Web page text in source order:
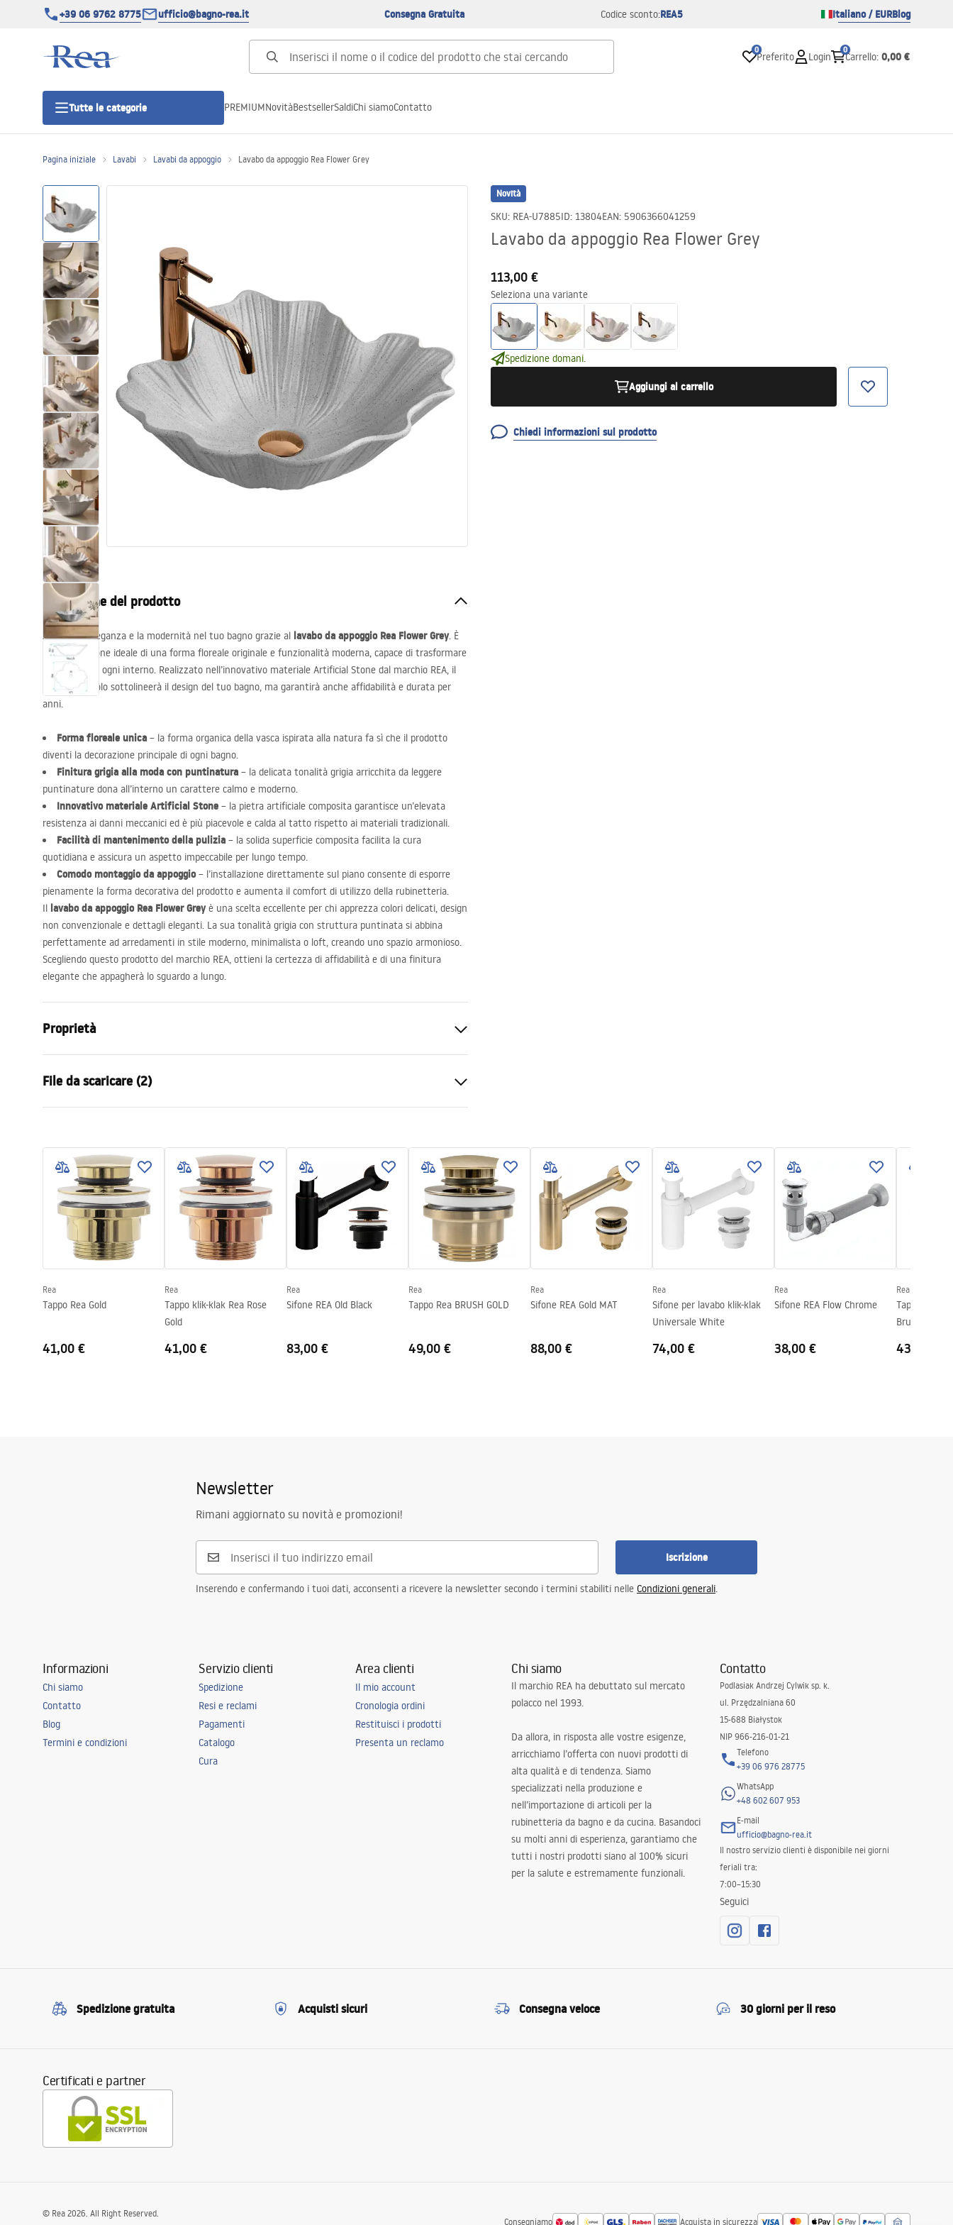
+39 06 9762 8775 ufficio@bagno-rea.it Consegna Gratuita Codice sconto:REA5 Italiano / EURBlog
0
Preferito Login
0
Carrello: 0,00 €
Tutte le categorie
Porte doccia
Piatti doccia da bagno
Canaline di scarico
Set di vaso WC e bidet
Lavabi
Vasche da bagno e schermi vasca
Rubinetti da bagno
Set doccia
Cucina
Accessori e mobili da bagno
PREMIUMNovitàBestsellerSaldiChi siamoContatto
Pagina iniziale Lavabi Lavabi da appoggio Lavabo da appoggio Rea Flower Grey
Novità
SKU: REA-U7885ID: 13804EAN: 5906366041259
Lavabo da appoggio Rea Flower Grey
113,00 €
Seleziona una variante
Spedizione domani.
Aggiungi al carrello
Chiedi informazioni sul prodotto
Descrizione del prodotto
Apprezza l’eleganza e la modernità nel tuo bagno grazie al lavabo da appoggio Rea Flower Grey. È
la combinazione ideale di una forma floreale originale e funzionalità moderna, capace di trasformare
il carattere di ogni interno. Realizzato nell’innovativo materiale Artificial Stone dal marchio REA, il
lavabo non solo sottolineerà il design del tuo bagno, ma garantirà anche affidabilità e durata per
anni.
Forma floreale unica – la forma organica della vasca ispirata alla natura fa sì che il prodotto
diventi la decorazione principale di ogni bagno.
Finitura grigia alla moda con puntinatura – la delicata tonalità grigia arricchita da leggere
puntinature dona all’interno un carattere calmo e moderno.
Innovativo materiale Artificial Stone – la pietra artificiale composita garantisce un’elevata
resistenza ai danni meccanici ed è più piacevole e calda al tatto rispetto ai materiali tradizionali.
Facilità di mantenimento della pulizia – la solida superficie composita facilita la cura
quotidiana e assicura un aspetto impeccabile per lungo tempo.
Comodo montaggio da appoggio– l’installazione direttamente sul piano consente di esporre
pienamente la forma decorativa del prodotto e aumenta il comfort di utilizzo della rubinetteria.
Il lavabo da appoggio Rea Flower Greyè una scelta eccellente per chi apprezza colori delicati, design
non convenzionale e dettagli eleganti. La sua tonalità grigia con struttura puntinata si abbina
perfettamente ad arredamenti in stile moderno, minimalista o loft, creando uno spazio armonioso.
Scegliendo questo prodotto del marchio REA, ottieni la certezza di affidabilità e di una finitura
elegante che appagherà lo sguardo a lungo.
Proprietà
Materiale
Colore
Effetto pietra, Grigio
Lunghezza
Larghezza
mm
Altezza
170
mm
Profondità
Forma
Non standard
Foro rubinetto
NO
Foro troppopieno
File da scaricare (2)
Basin.pdf
Warranty_Terms_and_Conditions_
Basins_-_5.pdf
Rea
Tappo Rea Gold
41,00 €
Rea
Tappo klik-klak Rea Rose
Gold
41,00 €
Rea
Sifone REA Old Black
83,00 €
Rea
Tappo Rea BRUSH GOLD
49,00 €
Rea
Sifone REA Gold MAT
88,00 €
Rea
Sifone per lavabo klik-klak
Universale White
74,00 €
Rea
Sifone REA Flow Chrome
38,00 €
Rea
Tappo klik-
Brush
43,00 €
Newsletter
Rimani aggiornato su novità e promozioni!
Iscrizione
Inserendo e confermando i tuoi dati, acconsenti a ricevere la newsletter secondo i termini stabiliti nelle Condizioni generali.
Informazioni
Chi siamo
Contatto
Blog
Termini e condizioni
Servizio clienti
Spedizione
Resi e reclami
Pagamenti
Catalogo
Cura
Area clienti
Il mio account
Cronologia ordini
Restituisci i prodotti
Presenta un reclamo
Chi siamo
Il marchio REA ha debuttato sul mercato
polacco nel 1993.
Da allora, in risposta alle vostre esigenze,
arricchiamo l’offerta con nuovi prodotti di
alta qualità e di tendenza. Siamo
specializzati nella produzione e
nell’importazione di articoli per la
rubinetteria da bagno e da cucina. Basandoci
su molti anni di esperienza, garantiamo che
tutti i nostri prodotti siano al 100% sicuri
per la salute e estremamente funzionali.
Contatto
Podlasiak Andrzej Cylwik sp. k.
ul. Przędzalniana 60
15-688 Białystok
NIP 966-216-01-21
Telefono
+39 06 976 28775
WhatsApp
+48 602 607 953
E-mail
ufficio@bagno-rea.it
Il nostro servizio clienti è disponibile nei giorni
feriali tra:
7:00–15:30
Seguici
Spedizione gratuita Acquisti sicuri Consegna veloce 30 giorni per il reso
Certificati e partner
Consegniamo Acquista in sicurezza
© Rea 2026. All Right Reserved.